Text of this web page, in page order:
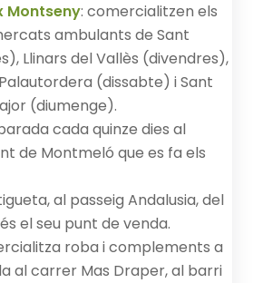
Montseny: comercialitzen els
ambulants de Sant
Llinars del Vallès (divendres),
(dissabte) i Sant
(diumenge).
cada quinze dies al
de Montmeló que es fa els
al passeig Andalusia, del
el seu punt de venda.
roba i complements a
al carrer Mas Draper, al barri